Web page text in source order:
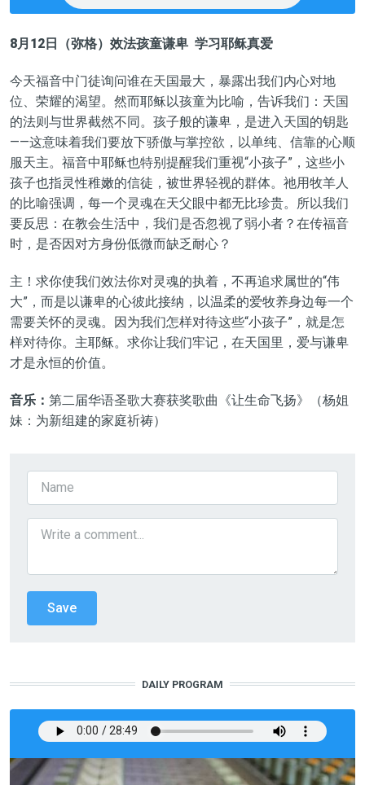
8月12日（弥格） 效法孩童谦卑 学习耶稣真爱
今天福音中门徒询问谁在天国最大，暴露出我们内心对地
位、荣耀的渴望。然而耶稣以孩童为比喻，告诉我们：天国
的法则与世界截然不同。孩子般的谦卑，是进入天国的钥匙
——这意味着我们要放下骄傲与掌控欲，以单纯、信靠的心顺
服天主。福音中耶稣也特别提醒我们重视“小孩子”，这些小
孩子也指灵性稚嫩的信徒，被世界轻视的群体。祂用牧羊人
的比喻强调，每一个灵魂在天父眼中都无比珍贵。所以我们
要反思：在教会生活中，我们是否忽视了弱小者？在传福音
时，是否因对方身份低微而缺乏耐心？
主！求你使我们效法你对灵魂的执着，不再追求属世的“伟
大”，而是以谦卑的心彼此接纳，以温柔的爱牧养身边每一个
需要关怀的灵魂。因为我们怎样对待这些“小孩子”，就是怎
样对待你。主耶稣。求你让我们牢记，在天国里，爱与谦卑
才是永恒的价值。
音乐： 第二届华语圣歌大赛获奖歌曲《让生命飞扬》（杨姐
妹：为新组建的家庭祈祷）
DAILY PROGRAM